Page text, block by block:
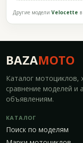
Другие модели Velocette
BAZAMOTO
Каталог мотоциклов,
сравнение моделей и
объявлениям.
КАТАЛОГ
Поиск по моделям